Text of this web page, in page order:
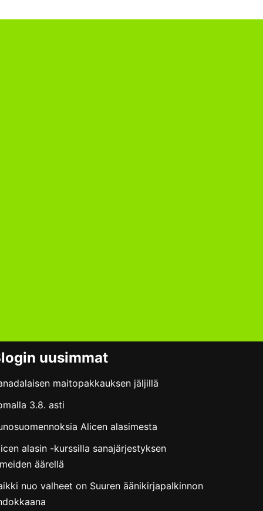
uusimmat
maitopakkauksen jäljillä
3.8. asti
Alicen alasimesta
alasin -kurssilla sanajärjestyksen
äärellä
nuo valheet on Suuren äänikirjapalkinnon